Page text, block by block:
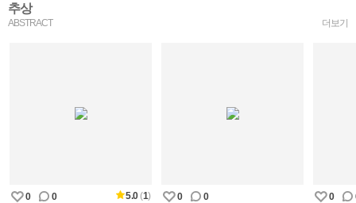
추상
ABSTRACT 더보기
0 0 5.0(1) 0 0 0